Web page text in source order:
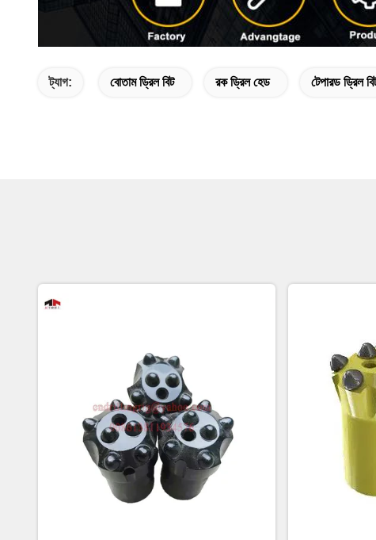
ট্যাগ: বোতাম ড্রিল বিট রক ড্রিল হেড টেপারড ড্রিল